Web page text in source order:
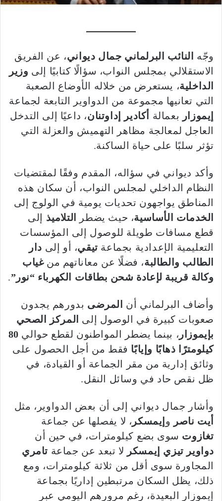
وجّه النائب البرلماني جمال ديواني، عن الفريق
الاستقلالي بمجلس النواب، سؤالًا كتابيًا إلى وزير
الداخلية، يستعرض من خلاله الأوضاع الصعبة
التي تعانيها مجموعة من الدواوير التابعة لجماعة
إيموزار
بعمالة أكادير إداوتنان، داعيًا إلى التدخل
العاجل لمعالجة مظاهر التهميش والعزلة التي
تؤثر سلبًا على حياة الساكنة.
وأكد ديواني في سؤاله، المقدم وفقًا لمقتضيات
النظام الداخلي لمجلس النواب، أن سكان هذه
المناطق يواجهون تحديات يومية في الولوج إلى
الخدمات الأساسية، حيث يضطر التلاميذ إلى
قطع مسافات طويلة للوصول إلى المؤسسات
التعليمية الإعدادية بجماعة تيقي، أو إلى دار
الطالب والطالبة، فضلًا عن معاناتهم منغياب
وكالة قريبة لإعادة شحن بطاقات الكهرباء “نور”.
وأضاف البرلماني أن المرضى بدورهم يجدون
صعوبات كبيرة في الوصول إلى
المركز الصحي
بإيموزار ، بينما يضطر المواطنون لقطع حوالي 80
كيلومترًا ذهابًا وإيابًا فقط من أجل الحصول على
وثائق إدارية من مقر الجماعة أو القيادة، في
ظل نقص حاد في وسائل النقل.
وأشار جمال ديواني إلى أن بعض الدواوير، مثل
أيت ناصر
و إيمسكر ، لا يفصلها عن جماعة
تغازوت سوى بضع كيلومترات، في حين أن
دواوير تيزي إيمسكر لا تبعد عن جماعة تامري
المجاورة سوى أقل من ثلاثة كيلومترات، ومع
ذلك، يظل السكان مرتبطين إداريًا بجماعة
إيموزار البعيدة، رغم مرورهم اليومي عبر